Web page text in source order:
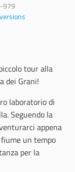
979
tour alla
dei Grani!
laboratorio di
Seguendo la
appena
un tempo
per la